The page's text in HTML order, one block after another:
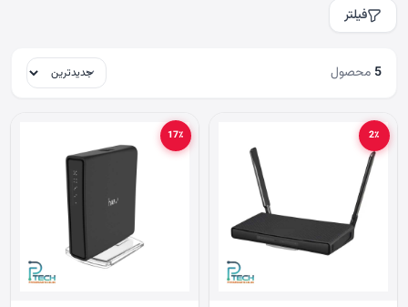
فیلتر
5 محصول
2٪ 17٪